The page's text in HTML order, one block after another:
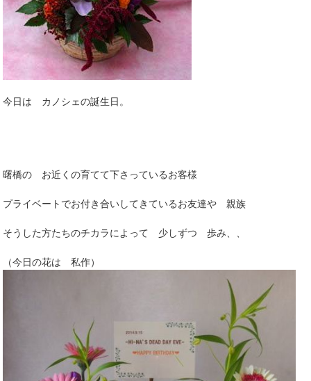
今日は カノシェの誕生日。
曙橋の お近くの育てて下さっているお客様
プライベートでお付き合いしてきているお友達や 親族
そうした方たちのチカラによって 少しずつ 歩み、、
（今日の花は 私作）